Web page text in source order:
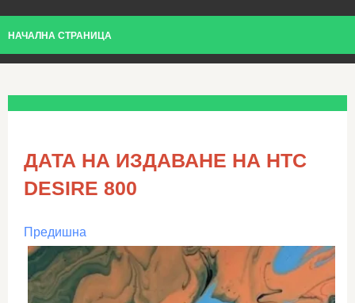
НАЧАЛНА СТРАНИЦА
ДАТА НА ИЗДАВАНЕ НА HTC
DESIRE 800
Предишна